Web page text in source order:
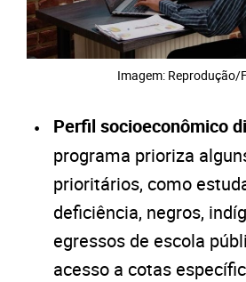
Imagem: Reprodução/
Perfil socioeconômico
programa prioriza
prioritários, como
deficiência, negros,
egressos de escola
acesso a cotas